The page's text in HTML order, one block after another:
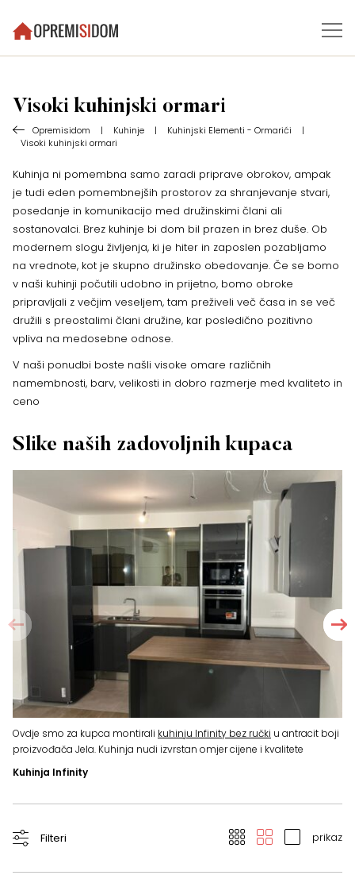
Visoki kuhinjski ormari
Opremisidom | Kuhinje | Kuhinjski Elementi - Ormarići
|
Visoki kuhinjski ormari
Kuhinja ni pomembna samo zaradi priprave obrokov, ampak
je tudi eden pomembnejših prostorov za shranjevanje stvari,
posedanje in komunikacijo med družinskimi člani ali
sostanovalci. Brez kuhinje bi dom bil prazen in brez duše. Ob
modernem slogu življenja, ki je hiter in zaposlen pozabljamo
na vrednote, kot je skupno družinsko obedovanje. Če se bomo
v naši kuhinji počutili udobno in prijetno, bomo obroke
pripravljali z večjim veseljem, tam preživeli več časa in se več
družili s preostalimi člani družine, kar posledično pozitivno
vpliva na medosebne odnose.
V naši ponudbi boste našli visoke omare različnih
namembnosti, barv, velikosti in dobro razmerje med kvaliteto in
ceno
Slike naših zadovoljnih kupaca
Ovdje smo za kupca montirali kuhinju Infinity bez ručki u antracit boji
proizvođača Jela. Kuhinja nudi izvrstan omjer cijene i kvalitete
Kuhinja Infinity
Filteri prikaz